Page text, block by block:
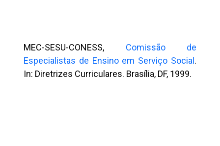
MEC-SESU-CONESS, Comissão de
Especialistas de Ensino em Serviço Social .
In: Diretrizes Curriculares. Brasília, DF, 1999.